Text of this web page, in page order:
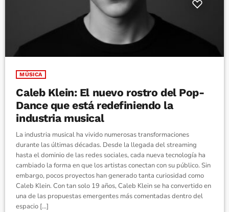
MÚSICA
Caleb Klein: El nuevo rostro del Pop-
Dance que está redefiniendo la
industria musical
La industria musical ha vivido numerosas transformaciones
durante las últimas décadas. Desde la llegada del streaming
hasta el dominio de las redes sociales, cada nueva tecnología ha
cambiado la forma en que los artistas conectan con su público. Sin
embargo, pocos proyectos han generado tanta curiosidad como
Caleb Klein. Con tan solo 19 años, Caleb Klein se ha convertido en
una de las propuestas emergentes más comentadas dentro del
espacio […]